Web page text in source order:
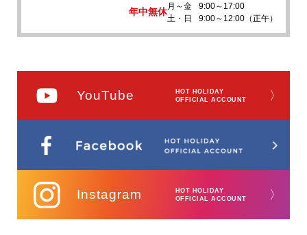
年中無休
月～金
9:00～17:00
土・日
9:00～12:00（正午）
YouTube
HOT HOLIDAY
OFFICIAL ACCOUNT
〉
Instagram
HOT HOLIDAY
OFFICIAL ACCOUNT
〉